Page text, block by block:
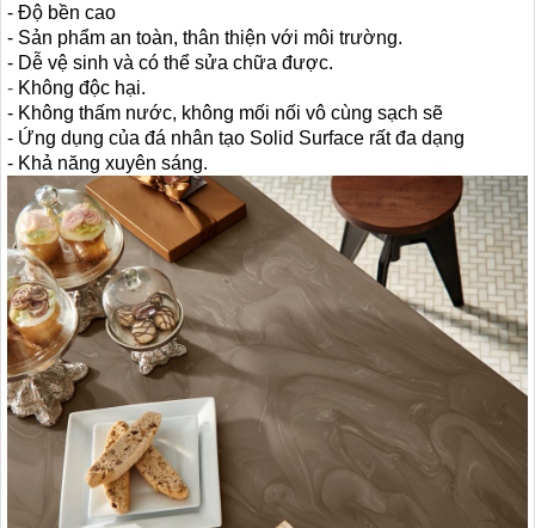
- Độ bền cao
- Sản phẩm an toàn, thân thiện với môi trường.
- Dễ vệ sinh và có thể sửa chữa được.
- Không độc hại.
- Không thấm nước, không mối nối vô cùng sạch sẽ
- Ứng dụng của đá nhân tạo Solid Surface rất đa dạng
- Khả năng xuyên sáng.